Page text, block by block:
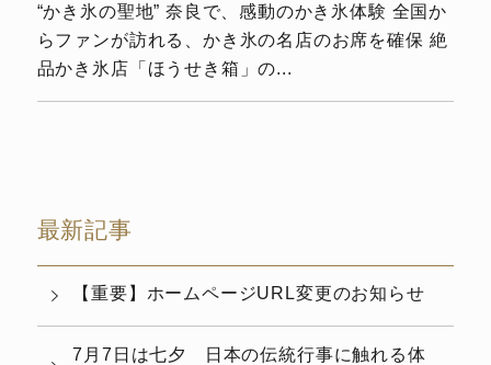
“かき氷の聖地” 奈良で、感動のかき氷体験 全国か
らファンが訪れる、かき氷の名店のお席を確保 絶
品かき氷店「ほうせき箱」の...
最新記事
【重要】ホームページURL変更のお知らせ
7月7日は七夕 日本の伝統行事に触れる体